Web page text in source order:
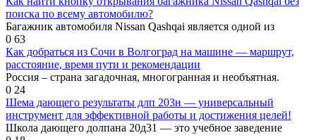
поиска по всему автомобилю?
Багажник автомобиля Nissan Qashqai является одной из
0 63
Как добраться из Сочи в Волгоград на машине — маршрут,
расстояние, время пути и рекомендации
Россия – страна загадочная, многогранная и необъятная.
0 24
Шема дающего результаты длп 203н — универсальный
инструмент для эффективной работы и достижения целей!
Школа дающего долпана 20д31 — это учебное заведение